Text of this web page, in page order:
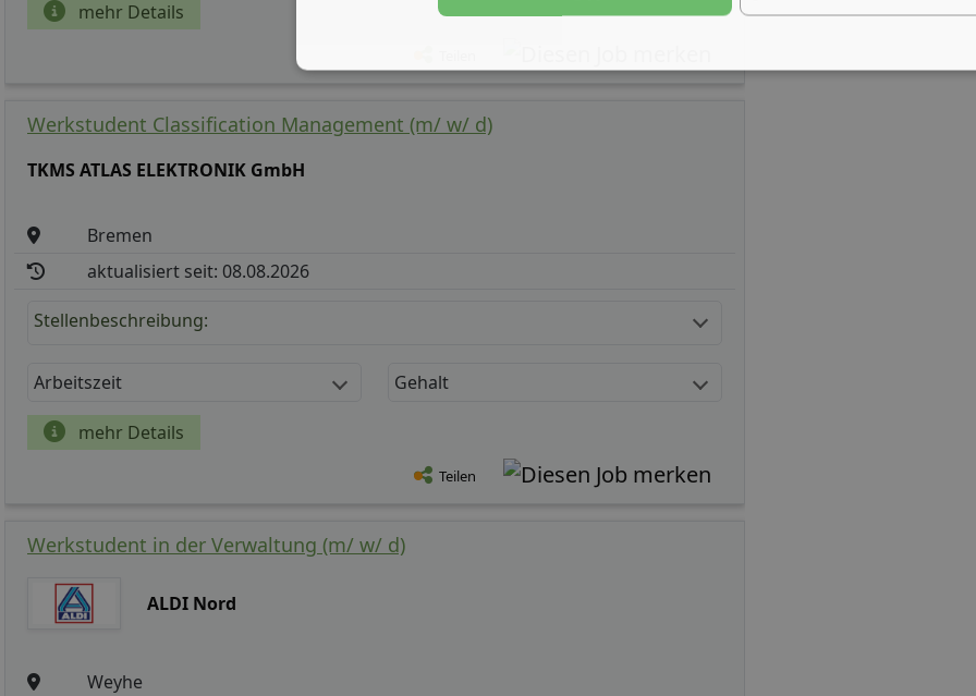
mehr Details
Werkstudent Classification Management (m/ w/ d)
TKMS ATLAS ELEKTRONIK GmbH
Bremen
aktualisiert seit: 08.08.2026
Stellenbeschreibung:
Arbeitszeit Gehalt
mehr Details
Teilen
Werkstudent in der Verwaltung (m/ w/ d)
ALDI Nord
Weyhe